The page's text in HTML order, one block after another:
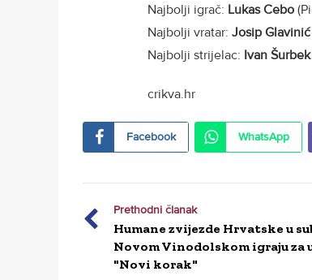
Najbolji igrač: Lukas Cebo
Najbolji vratar: Josip Glavinić
Najbolji strijelac: Ivan Šurbek
crikva.hr
Facebook WhatsApp
Prethodni članak
Humane zvijezde Hrvatske u
Novom Vinodolskom igraju za
"Novi korak"